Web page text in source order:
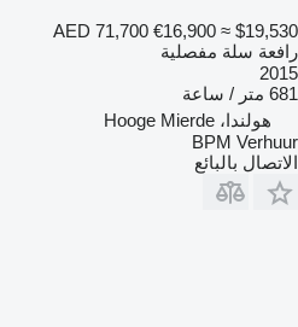
AED 71,700 €16,900 ≈ $19,530
رافعة سلة مفصلية
2015
681 متر / ساعة
هولندا، Hooge Mierde
BPM Verhuur
الاتصال بالبائع